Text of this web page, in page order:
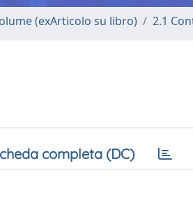
(exArticolo su libro) 2.1
completa (DC)